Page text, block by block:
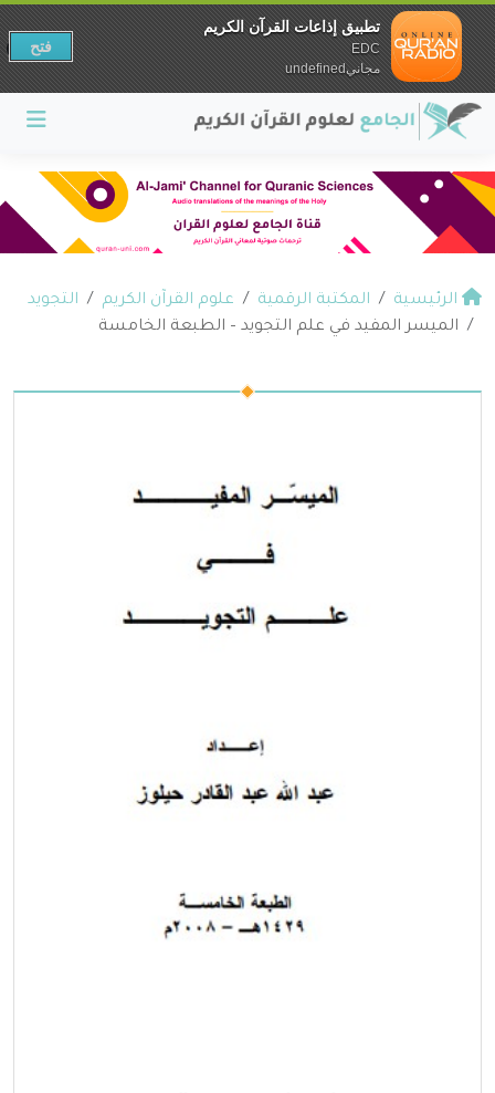
الرئيسية المكتبة الرقمية علوم القرآن الكريم
التجويد
الميسر المفيد في علم التجويد – الطبعة الخامسة
تطبيق إذاعات القرآن الكريم
EDC
مجانيundefined
فتح